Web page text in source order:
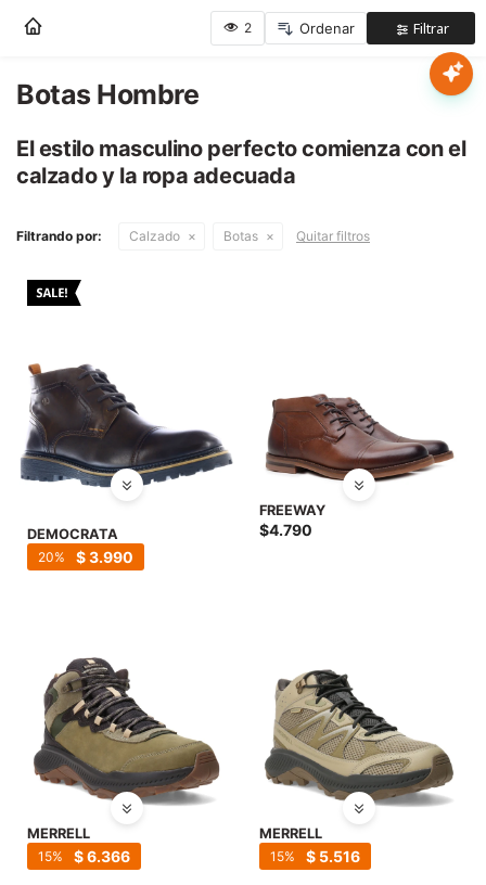
Nota:
este
web
incluye
sistema
de
Botas Hombre
El estilo masculino perfecto comienza con el
calzado y la ropa adecuada
Filtrando por: Calzado Botas Quitar filtros
DEMOCRATA
$3.990
20
FREEWAY
$4.790
MERRELL
$6.366
15
MERRELL
$ 5.516
15
Mujer
Hombre
Niños
Accesorios
Novedades
SALE